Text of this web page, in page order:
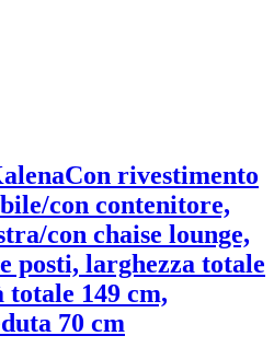
Con rivestimento
con contenitore,
con chaise lounge,
posti, larghezza totale
149 cm,
70 cm